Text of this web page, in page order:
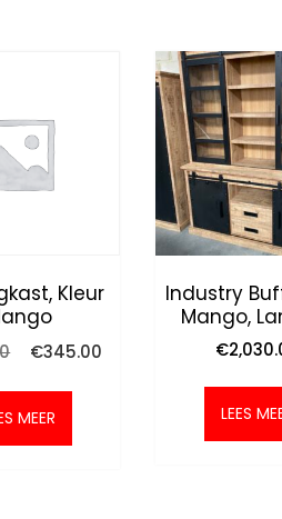
Kleur
Oorspronkelijke
was:
€1,299.00.
€345.00
MEER
Industry
Mango,
€
LEES